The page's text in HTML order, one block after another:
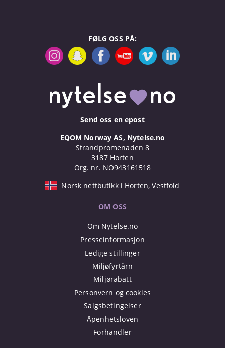
FØLG OSS PÅ:
Send oss en epost
EQOM Norway AS, Nytelse.no
Strandpromenaden 8
3187 Horten
Org. nr. NO943161518
Norsk nettbutikk i Horten, Vestfold
OM OSS
Om Nytelse.no
Presseinformasjon
Ledige stillinger
Miljøfyrtårn
Miljørabatt
Personvern og cookies
Salgsbetingelser
Åpenhetsloven
Forhandler